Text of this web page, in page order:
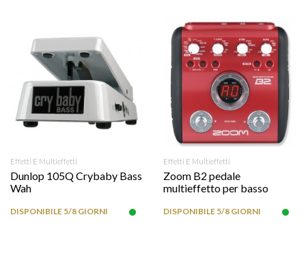
Effetti E Multieffetti
Dunlop 105Q Crybaby Bass
Wah
DISPONIBILE 5/8 GIORNI
Effetti E Multieffetti
Zoom B2 pedale
multieffetto per basso
DISPONIBILE 5/8 GIORNI